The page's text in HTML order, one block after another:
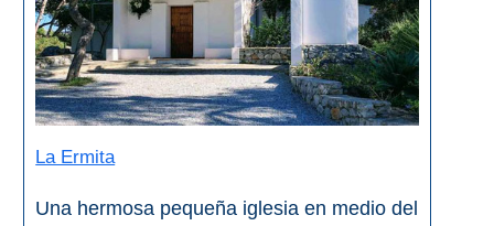
La Ermita
Una hermosa pequeña iglesia en medio del